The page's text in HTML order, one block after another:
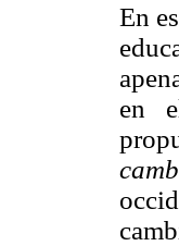
En
en